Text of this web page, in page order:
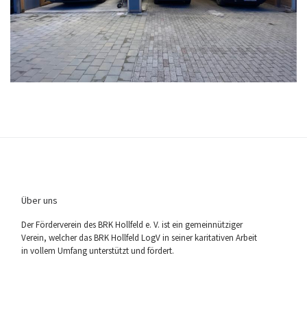
Über uns
Der För­der­ver­ein des BRK Holl­feld e. V. ist ein gemein­nüt­zi­ger
Ver­ein, wel­cher das BRK Holl­feld LogV in sei­ner kari­ta­ti­ven Arbeit
in vol­lem Umfang unter­stützt und fördert.